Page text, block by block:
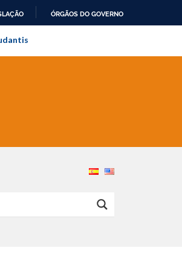
ÓRGÃOS DO GOVERNO
Janeiro